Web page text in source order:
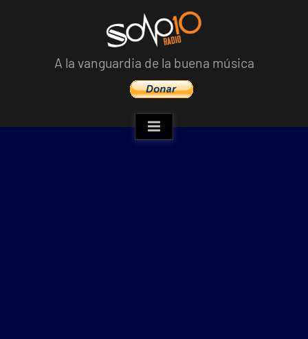
A la vanguardia de la buena música